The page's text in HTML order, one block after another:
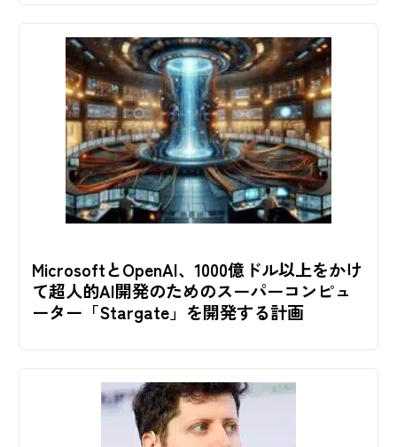
MicrosoftとOpenAI、1000億ドル以上をかけ
て超人的AI開発のためのスーパーコンピュ
ーター「Stargate」を開発する計画